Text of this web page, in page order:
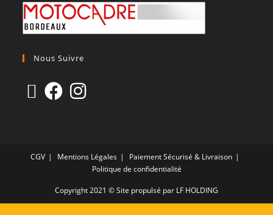
Nous Suivre
CGV Mentions Légales
Paiement Sécurisé & Livraison
Politique de confidentialité
Copyright 2021 © Site propulsé par LF HOLDING